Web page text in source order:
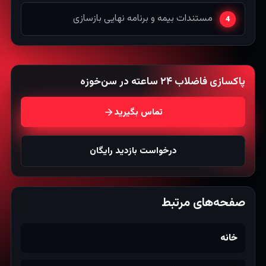
مستندات بیمه و برنامه نهایی بازسازی
پاکسازی فاضلاب ۲۴ ساعته در سن‌خوزه
تماس بگیرید
درخواست بازدید رایگان
صفحه‌های مرتبط
خانه